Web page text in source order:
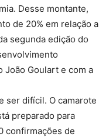
Desse montante,
de 20% em relação a
segunda edição do
João Goulart e com a
ser difícil. O camarote
preparado para
confirmações de